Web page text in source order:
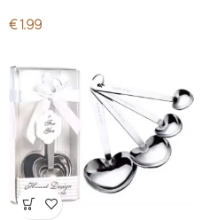
€1.99
Wensenlijst